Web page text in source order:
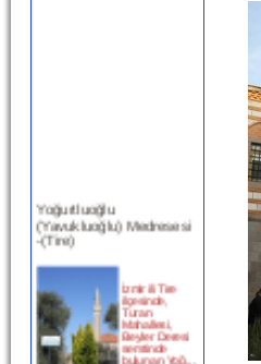
(Yavukluoğlu) Medresesi
-(Tire)
ilçesinde,
Turan
Mahallesi,
Beyler Deresi
semtinde
bulunan Yoğ...
devam »